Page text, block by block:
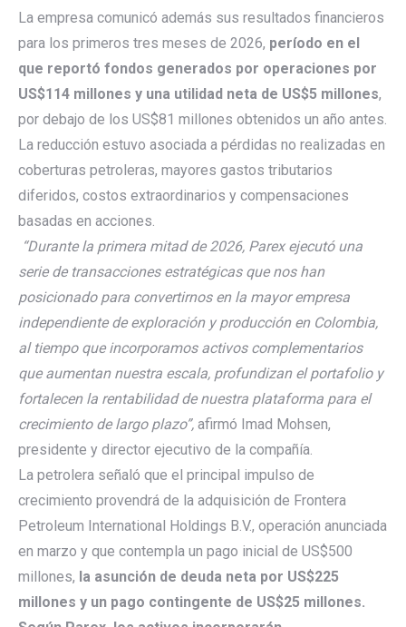
La empresa comunicó además sus resultados financieros
para los primeros tres meses de 2026, período en el
que reportó fondos generados por operaciones por
US$114 millones y una utilidad neta de US$5 millones,
por debajo de los US$81 millones obtenidos un año antes.
La reducción estuvo asociada a pérdidas no realizadas en
coberturas petroleras, mayores gastos tributarios
diferidos, costos extraordinarios y compensaciones
basadas en acciones.
“Durante la primera mitad de 2026, Parex ejecutó una
serie de transacciones estratégicas que nos han
posicionado para convertirnos en la mayor empresa
independiente de exploración y producción en Colombia,
al tiempo que incorporamos activos complementarios
que aumentan nuestra escala, profundizan el portafolio y
fortalecen la rentabilidad de nuestra plataforma para el
crecimiento de largo plazo”, afirmó Imad Mohsen,
presidente y director ejecutivo de la compañía.
La petrolera señaló que el principal impulso de
crecimiento provendrá de la adquisición de Frontera
Petroleum International Holdings B.V., operación anunciada
en marzo y que contempla un pago inicial de US$500
millones, la asunción de deuda neta por US$225
millones y un pago contingente de US$25 millones.